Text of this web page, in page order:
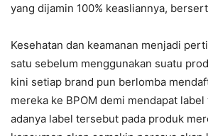
yang dijamin 100% keasliannya,
Kesehatan dan keamanan menjadi
satu sebelum menggunakan suatu
kini setiap brand pun berlomba
mereka ke BPOM demi mendapat
adanya label tersebut pada produk